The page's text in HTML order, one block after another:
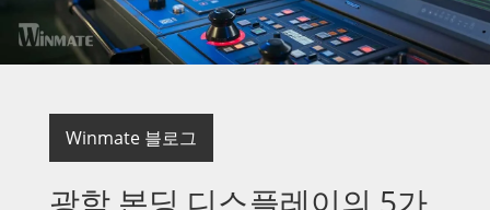
Winmate 블로그
광학 본딩 디스플레이의 5가